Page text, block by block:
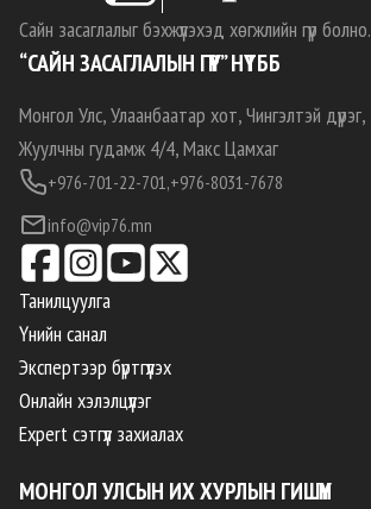
Сайн засаглалыг бэхжүүлэхэд хөгжлийн гүүр болно.
“САЙН ЗАСАГЛАЛЫН ГҮҮР” НҮТББ
Монгол Улс, Улаанбаатар хот, Чингэлтэй дүүрэг,
Жуулчны гудамж 4/4, Макс Цамхаг
+976-701-22-701,+976-8031-7678
info@vip76.mn
Танилцуулга
Үнийн санал
Экспертээр бүртгүүлэх
Онлайн хэлэлцүүлэг
Expert сэтгүүл захиалах
МОНГОЛ УЛСЫН ИХ ХУРЛЫН ГИШҮҮН